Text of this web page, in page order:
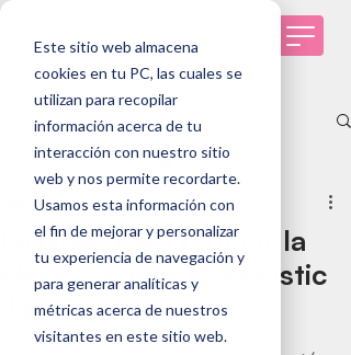
Este sitio web almacena
cookies en tu PC, las cuales se
utilizan para recopilar
información acerca de tu
interacción con nuestro sitio
web y nos permite recordarte.
Usamos esta información con
el fin de mejorar y personalizar
tu experiencia de navegación y
para generar analíticas y
métricas acerca de nuestros
visitantes en este sitio web.
Entrada
Todas las entradas
Tendencias de RRHH
Selección de personas
Genomawork
Casos de éxito
La clave para reducir la
alta rotación: el Realistic
Job Preview
11 mar 2025 12 min de lectura
Actualizado:3 feb